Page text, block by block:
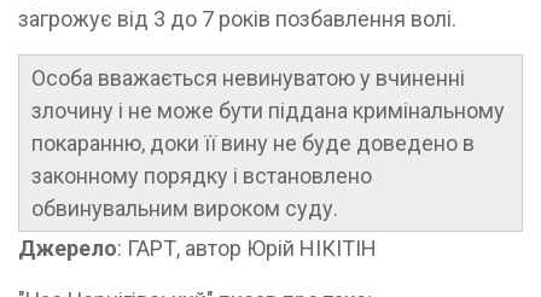
загрожує від 3 до 7 років позбавлення волі.
Особа вважається невинуватою у вчиненні
злочину і не може бути піддана кримінальному
покаранню, доки її вину не буде доведено в
законному порядку і встановлено
обвинувальним вироком суду.
Джерело: ГАРТ, автор Юрій НІКІТІН